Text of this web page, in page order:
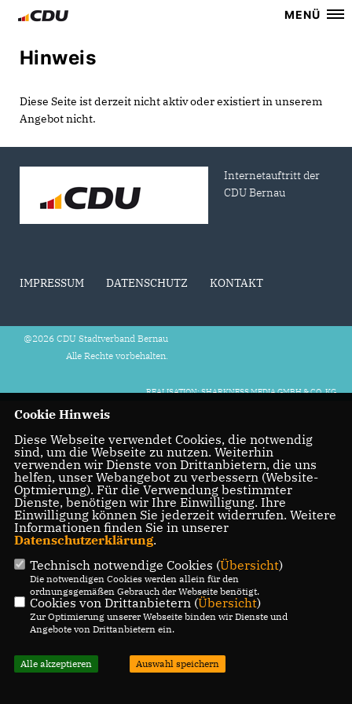
MENÜ
Hinweis
Diese Seite ist derzeit nicht aktiv oder existiert in unserem
Angebot nicht.
Internetauftritt der
CDU Bernau
IMPRESSUM DATENSCHUTZ KONTAKT
@2026 CDU Stadtverband Bernau
Alle Rechte vorbehalten.
REALISATION: SHARKNESS MEDIA GMBH & CO. KG
Cookie Hinweis
Diese Webseite verwendet Cookies, die notwendig
sind, um die Webseite zu nutzen. Weiterhin
verwenden wir Dienste von Drittanbietern, die uns
helfen, unser Webangebot zu verbessern (Website-
Optmierung). Für die Verwendung bestimmter
Dienste, benötigen wir Ihre Einwilligung. Ihre
Einwilligung können Sie jederzeit widerrufen. Weitere
Informationen finden Sie in unserer
Datenschutzerklärung.
Technisch notwendige Cookies (Übersicht)
Die notwendigen Cookies werden allein für den
ordnungsgemäßen Gebrauch der Webseite benötigt.
Cookies von Drittanbietern (Übersicht)
Zur Optimierung unserer Webseite binden wir Dienste und
Angebote von Drittanbietern ein.
Alle akzeptieren Auswahl speichern